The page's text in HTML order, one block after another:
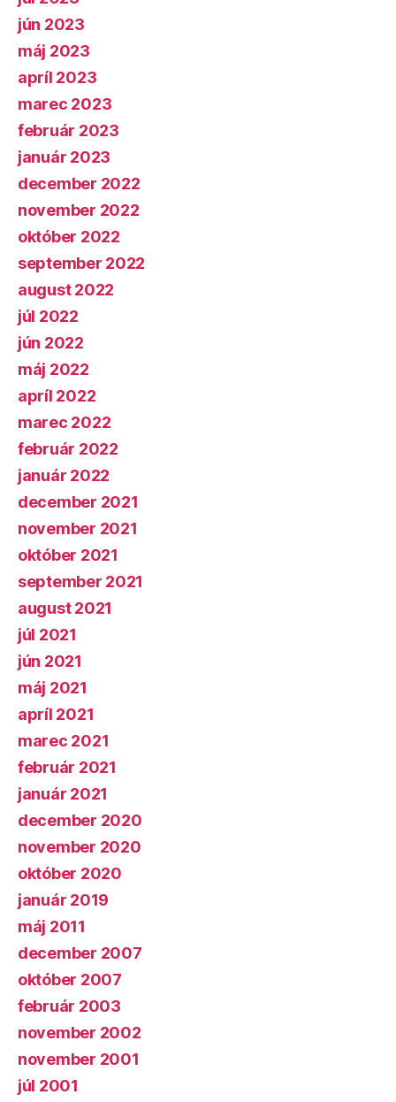
jún 2023
máj 2023
apríl 2023
marec 2023
február 2023
január 2023
december 2022
november 2022
október 2022
september 2022
august 2022
júl 2022
jún 2022
máj 2022
apríl 2022
marec 2022
február 2022
január 2022
december 2021
november 2021
október 2021
september 2021
august 2021
júl 2021
jún 2021
máj 2021
apríl 2021
marec 2021
február 2021
január 2021
december 2020
november 2020
október 2020
január 2019
máj 2011
december 2007
október 2007
február 2003
november 2002
november 2001
júl 2001